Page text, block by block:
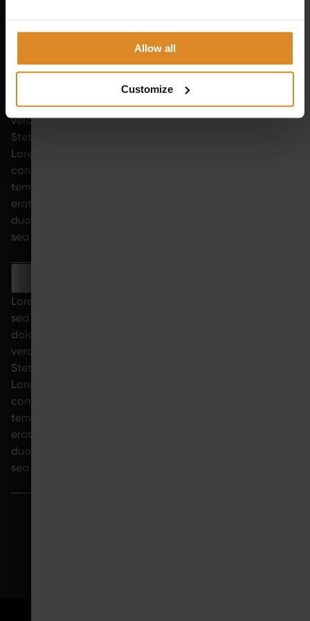
Allow all
Customize
achten?
Lorem ipsum dolor sit amet, consetetur sadipscing elitr,
sed diam nonumy eirmod tempor invidunt ut labore et
dolore magna aliquyam erat, sed diam voluptua. At
vero eos et accusam et justo duo dolores et ea rebum.
Stet clita kasd gubergren, no sea takimata sanctus est
Lorem ipsum dolor sit amet. Lorem ipsum dolor sit amet,
consetetur sadipscing elitr, sed diam nonumy eirmod
tempor invidunt ut labore et dolore magna aliquyam
erat, sed diam voluptua. At vero eos et accusam et justo
duo dolores et ea rebum. Stet clita kasd gubergren, no
sea takimata sanctus est Lorem ipsum dolor sit amet.
Lorem ipsum dolor sit amet, consetetur sadipscing elitr,
sed diam nonumy eirmod tempor invidunt ut labore et
dolore magna aliquyam erat, sed diam voluptua. At
vero eos et accusam et justo duo dolores et ea rebum.
Stet clita kasd gubergren, no sea takimata sanctus est
Lorem ipsum dolor sit amet. Lorem ipsum dolor sit amet,
consetetur sadipscing elitr, sed diam nonumy eirmod
tempor invidunt ut labore et dolore magna aliquyam
erat, sed diam voluptua. At vero eos et accusam et justo
duo dolores et ea rebum. Stet clita kasd gubergren, no
sea takimata sanctus est Lorem ipsum dolor sit amet.